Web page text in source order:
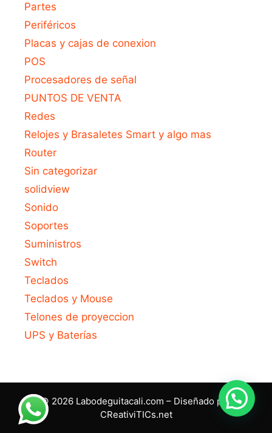
Partes
Periféricos
Placas y cajas de conexion
POS
Procesadores de señal
PUNTOS DE VENTA
Redes
Relojes y Brasaletes Smart y algo mas
Router
Sin categorizar
solidview
Sonido
Soportes
Suministros
Switch
Teclados
Teclados y Mouse
Telones de proyeccion
UPS y Baterías
© 2026 Labodeguitacali.com – Diseñado por
CReativiTICs.net